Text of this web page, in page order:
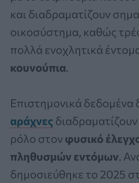
και διαδραματίζουν
οικοσύστημα, καθώς
πολλά ενοχλητικά
κουνούπια.
Επιστημονικά δεδομένα
αράχνες
ρόλο στον φυσικό
πληθυσμών εντόμων.
δημοσιεύθηκε το 2025